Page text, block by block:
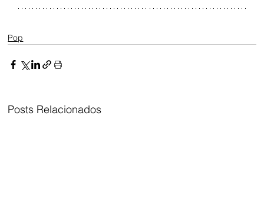
Pop
Posts Relacionados